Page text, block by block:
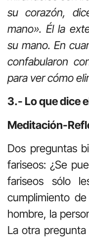
su corazón,
mano». Él la
su mano. En
confabularon
para ver cómo
3.- Lo que dice
Meditación-
Dos preguntas
fariseos: ¿Se
fariseos sólo
cumplimiento
hombre, la
La otra